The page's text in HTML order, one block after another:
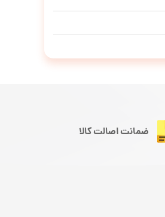
ضمانت اصالت کالا